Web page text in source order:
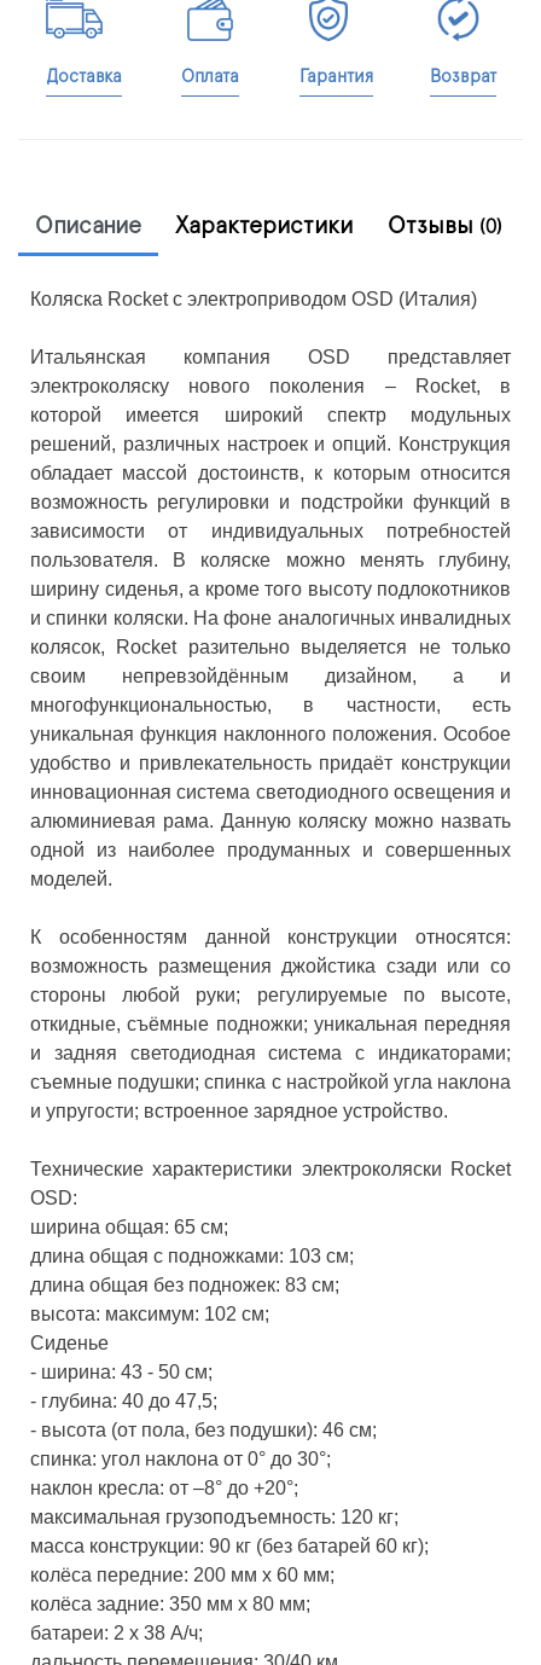
Доставка Оплата Гарантия Возврат
Описание Характеристики Отзывы (0)
Коляска Rocket с электроприводом OSD (Италия)
Итальянская компания OSD представляет
электроколяску нового поколения – Rocket, в
которой имеется широкий спектр модульных
решений, различных настроек и опций. Конструкция
обладает массой достоинств, к которым относится
возможность регулировки и подстройки функций в
зависимости от индивидуальных потребностей
пользователя. В коляске можно менять глубину,
ширину сиденья, а кроме того высоту подлокотников
и спинки коляски. На фоне аналогичных инвалидных
колясок, Rocket разительно выделяется не только
своим непревзойдённым дизайном, а и
многофункциональностью, в частности, есть
уникальная функция наклонного положения. Особое
удобство и привлекательность придаёт конструкции
инновационная система светодиодного освещения и
алюминиевая рама. Данную коляску можно назвать
одной из наиболее продуманных и совершенных
моделей.
К особенностям данной конструкции относятся:
возможность размещения джойстика сзади или со
стороны любой руки; регулируемые по высоте,
откидные, съёмные подножки; уникальная передняя
и задняя светодиодная система с индикаторами;
съемные подушки; спинка с настройкой угла наклона
и упругости; встроенное зарядное устройство.
Технические характеристики электроколяски Rocket
OSD:
ширина общая: 65 см;
длина общая с подножками: 103 см;
длина общая без подножек: 83 см;
высота: максимум: 102 см;
Сиденье
- ширина: 43 - 50 см;
- глубина: 40 до 47,5;
- высота (от пола, без подушки): 46 см;
спинка: угол наклона от 0° до 30°;
наклон кресла: от –8° до +20°;
максимальная грузоподъемность: 120 кг;
масса конструкции: 90 кг (без батарей 60 кг);
колёса передние: 200 мм х 60 мм;
колёса задние: 350 мм х 80 мм;
батареи: 2 х 38 А/ч;